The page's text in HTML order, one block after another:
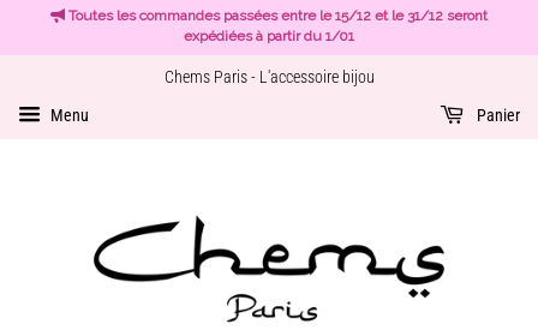
Toutes les commandes passées entre le 15/12 et le 31/12 seront
expédiées à partir du 1/01
Chems Paris - L'accessoire bijou
Menu Panier